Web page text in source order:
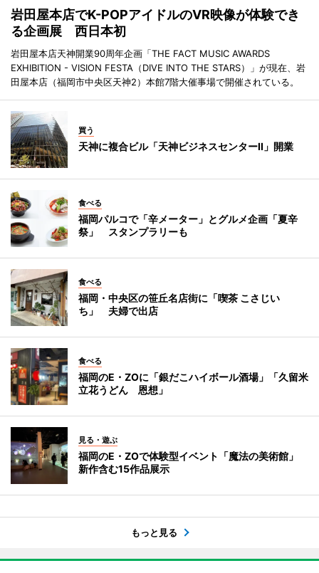
岩田屋本店でK-POPアイドルのVR映像が体験でき
る企画展 西日本初
岩田屋本店天神開業90周年企画「THE FACT MUSIC AWARDS
EXHIBITION - VISION FESTA（DIVE INTO THE STARS）」が現在、岩
田屋本店（福岡市中央区天神2）本館7階大催事場で開催されている。
買う
天神に複合ビル「天神ビジネスセンターII」開業
食べる
福岡パルコで「辛メーター」とグルメ企画「夏辛
祭」 スタンプラリーも
食べる
福岡・中央区の笹丘名店街に「喫茶 こさじい
ち」 夫婦で出店
食べる
福岡のE・ZOに「銀だこハイボール酒場」「久留米
立花うどん 恩想」
見る・遊ぶ
福岡のE・ZOで体験型イベント「魔法の美術館」
新作含む15作品展示
もっと見る